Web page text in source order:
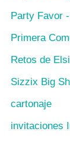
Party Favor
Primera
Retos de
Sizzix Big
cartonaje
invitaciones